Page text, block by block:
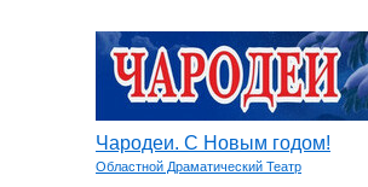
Чародеи. С Новым годом!
Областной Драматический Театр